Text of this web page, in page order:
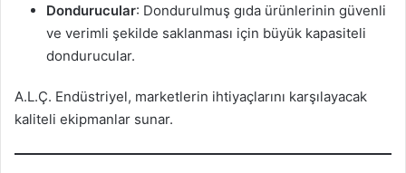
Dondurucular: Dondurulmuş gıda ürünlerinin güvenli
ve verimli şekilde saklanması için büyük kapasiteli
dondurucular.
A.L.Ç. Endüstriyel, marketlerin ihtiyaçlarını karşılayacak
kaliteli ekipmanlar sunar.